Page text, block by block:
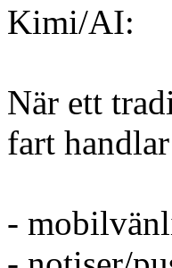
Kimi/AI:
När ett
fart
-